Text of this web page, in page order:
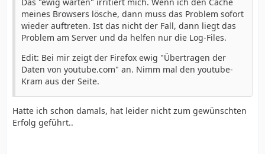
meines Browsers lösche, dann muss das Problem sofort
wieder auftreten. Ist das nicht der Fall, dann liegt das
Problem am Server und da helfen nur die Log-Files.
Edit: Bei mir zeigt der Firefox ewig "Übertragen der
Daten von youtube.com" an. Nimm mal den youtube-
Kram aus der Seite.
Hatte ich schon damals, hat leider nicht zum gewünschten
Erfolg geführt..